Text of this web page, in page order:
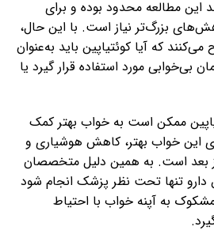
این مطالعه محدود بوده و برای
بزرگ‌تر نیاز است. با این حال،
که آیا کوئتیاپین باید به‌عنوان
بی‌خوابی مورد استفاده قرار گیرد یا
ممکن است به خواب بهتر کمک
این خواب بهتر، کاهش هوشیاری و
بعد است. به همین دلیل متخصصان
تنها تحت نظر پزشک انجام شود
مشکوک به آپنه خواب با احتیاط